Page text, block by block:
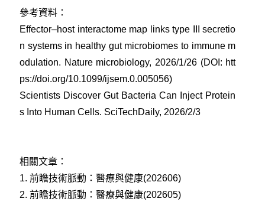
參考資料：
Effector–host interactome map links type III secretio
n systems in healthy gut microbiomes to immune m
odulation. Nature microbiology, 2026/1/26 (DOI: htt
ps://doi.org/10.1099/ijsem.0.005056)
Scientists Discover Gut Bacteria Can Inject Protein
s Into Human Cells. SciTechDaily, 2026/2/3
相關文章：
1. 前瞻技術脈動：醫療與健康(202606)
2. 前瞻技術脈動：醫療與健康(202605)